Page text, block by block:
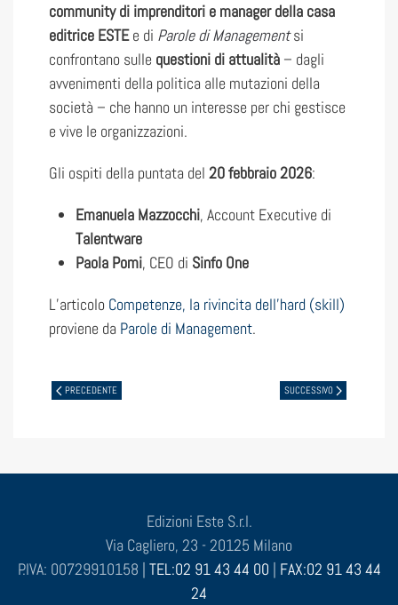
community di imprenditori e manager della casa
editrice ESTEe di Parole di Managementsi
confrontano sulle questioni di attualità – dagli
avvenimenti della politica alle mutazioni della
società – che hanno un interesse per chi gestisce
e vive le organizzazioni.
Gli ospiti della puntata del 20 febbraio 2026:
Emanuela Mazzocchi, Account Executive di
Talentware
Paola Pomi, CEO di Sinfo One
L’articolo Competenze, la rivincita dell’hard (skill)
proviene da Parole di Management.
PRECEDENTE SUCCESSIVO
Edizioni Este S.r.l.
Via Cagliero, 23 - 20125 Milano
P.IVA: 00729910158 | TEL:02 91 43 44 00 | FAX:02 91 43 44
24